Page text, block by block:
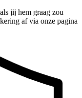
jij hem graag zou
af via onze pagina